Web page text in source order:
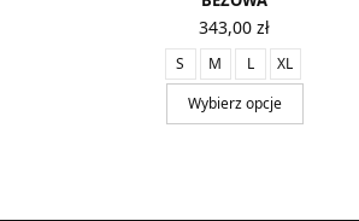
343,00 zł
S M L
XL
Wybierz opcje